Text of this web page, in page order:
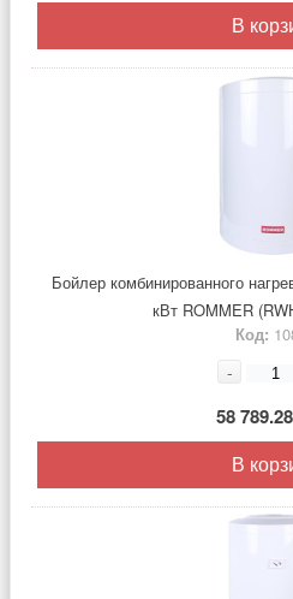
В
Бойлер комбинированного
кВт ROMMER
Код:
-
58
В